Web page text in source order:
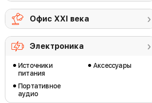
Офис ХХI века
Электроника
Источники
питания
Портативное
аудио
Аксессуары